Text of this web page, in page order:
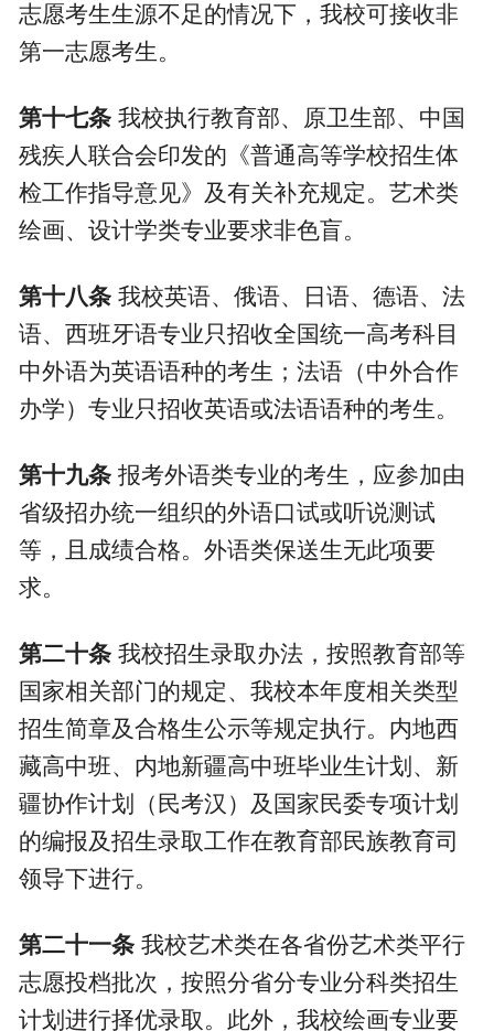
志愿考生生源不足的情况下，我校可接收非
第一志愿考生。
第十七条 我校执行教育部、原卫生部、中国
残疾人联合会印发的《普通高等学校招生体
检工作指导意见》及有关补充规定。艺术类
绘画、设计学类专业要求非色盲。
第十八条 我校英语、俄语、日语、德语、法
语、西班牙语专业只招收全国统一高考科目
中外语为英语语种的考生；法语（中外合作
办学）专业只招收英语或法语语种的考生。
第十九条 报考外语类专业的考生， 应参加由
省级招办统一组织的外语口试或听说测试
等，且成绩合格。外语类保送生无此项要
求。
第二十条 我校招生录取办法，按照教育部等
国家相关部门的规定、我校本年度相关类型
招生简章及合格生公示等规定执行。内地西
藏高中班、内地新疆高中班毕业生计划、新
疆协作计划（民考汉）及国家民委专项计划
的编报及招生录取工作在教育部民族教育司
领导下进行。
第二十一条 我校艺术类在各省份艺术类平行
志愿投档批次，按照分省分专业分科类招生
计划进行择优录取。此外，我校绘画专业要